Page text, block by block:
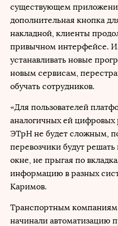
существующем
дополнительная кнопка
накладной, клиенты
привычном интерфейсе.
устанавливать новые
новым сервисам,
обучать сотрудников.
«Для пользователей
аналогичных ей цифровых
ЭТрН не будет сложным,
перевозчики будут
окне, не прыгая по
информацию в разных
Каримов.
Транспортным
начинали автоматизацию